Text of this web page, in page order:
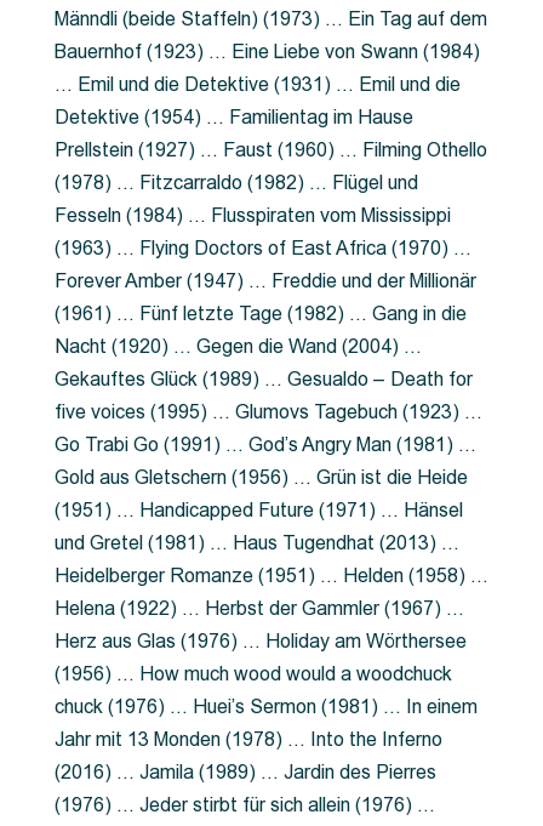
Männdli (beide Staffeln) (1973) … Ein Tag auf dem
Bauernhof (1923) … Eine Liebe von Swann (1984)
… Emil und die Detektive (1931) … Emil und die
Detektive (1954) … Familientag im Hause
Prellstein (1927) … Faust (1960) … Filming Othello
(1978) … Fitzcarraldo (1982) … Flügel und
Fesseln (1984) … Flusspiraten vom Mississippi
(1963) … Flying Doctors of East Africa (1970) …
Forever Amber (1947) … Freddie und der Millionär
(1961) … Fünf letzte Tage (1982) … Gang in die
Nacht (1920) … Gegen die Wand (2004) …
Gekauftes Glück (1989) … Gesualdo – Death for
five voices (1995) … Glumovs Tagebuch (1923) …
Go Trabi Go (1991) … God’s Angry Man (1981) …
Gold aus Gletschern (1956) … Grün ist die Heide
(1951) … Handicapped Future (1971) … Hänsel
und Gretel (1981) … Haus Tugendhat (2013) …
Heidelberger Romanze (1951) … Helden (1958) …
Helena (1922) … Herbst der Gammler (1967) …
Herz aus Glas (1976) … Holiday am Wörthersee
(1956) … How much wood would a woodchuck
chuck (1976) … Huei’s Sermon (1981) … In einem
Jahr mit 13 Monden (1978) … Into the Inferno
(2016) … Jamila (1989) … Jardin des Pierres
(1976) … Jeder stirbt für sich allein (1976) …